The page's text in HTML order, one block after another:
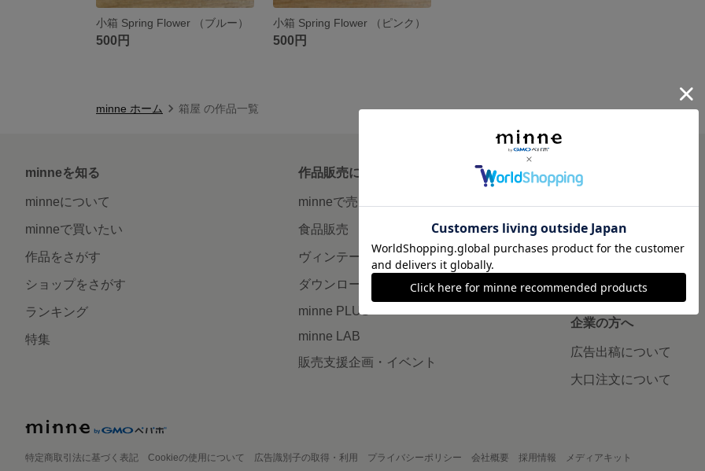
小箱 Spring Flower （ブルー）
500円
小箱 Spring Flower （ピンク）
500円
minne ホーム 箱屋 の作品一覧
minneを知る
minneについて
minneで買いたい
作品をさがす
ショップをさがす
ランキング
特集
作品販売について
minneで売りたい
食品販売
ヴィンテージ販売
ダウンロード販売
minne PLUS
minne LAB
販売支援企画・イベント
読みもの
minne学習帖
ニュース
minneの本
企業の方へ
広告出稿について
大口注文について
特定商取引法に基づく表記 Cookieの使用について 広告識別子の取得・利用 プライバシーポリシー 会社概要 採用情報 メディアキット